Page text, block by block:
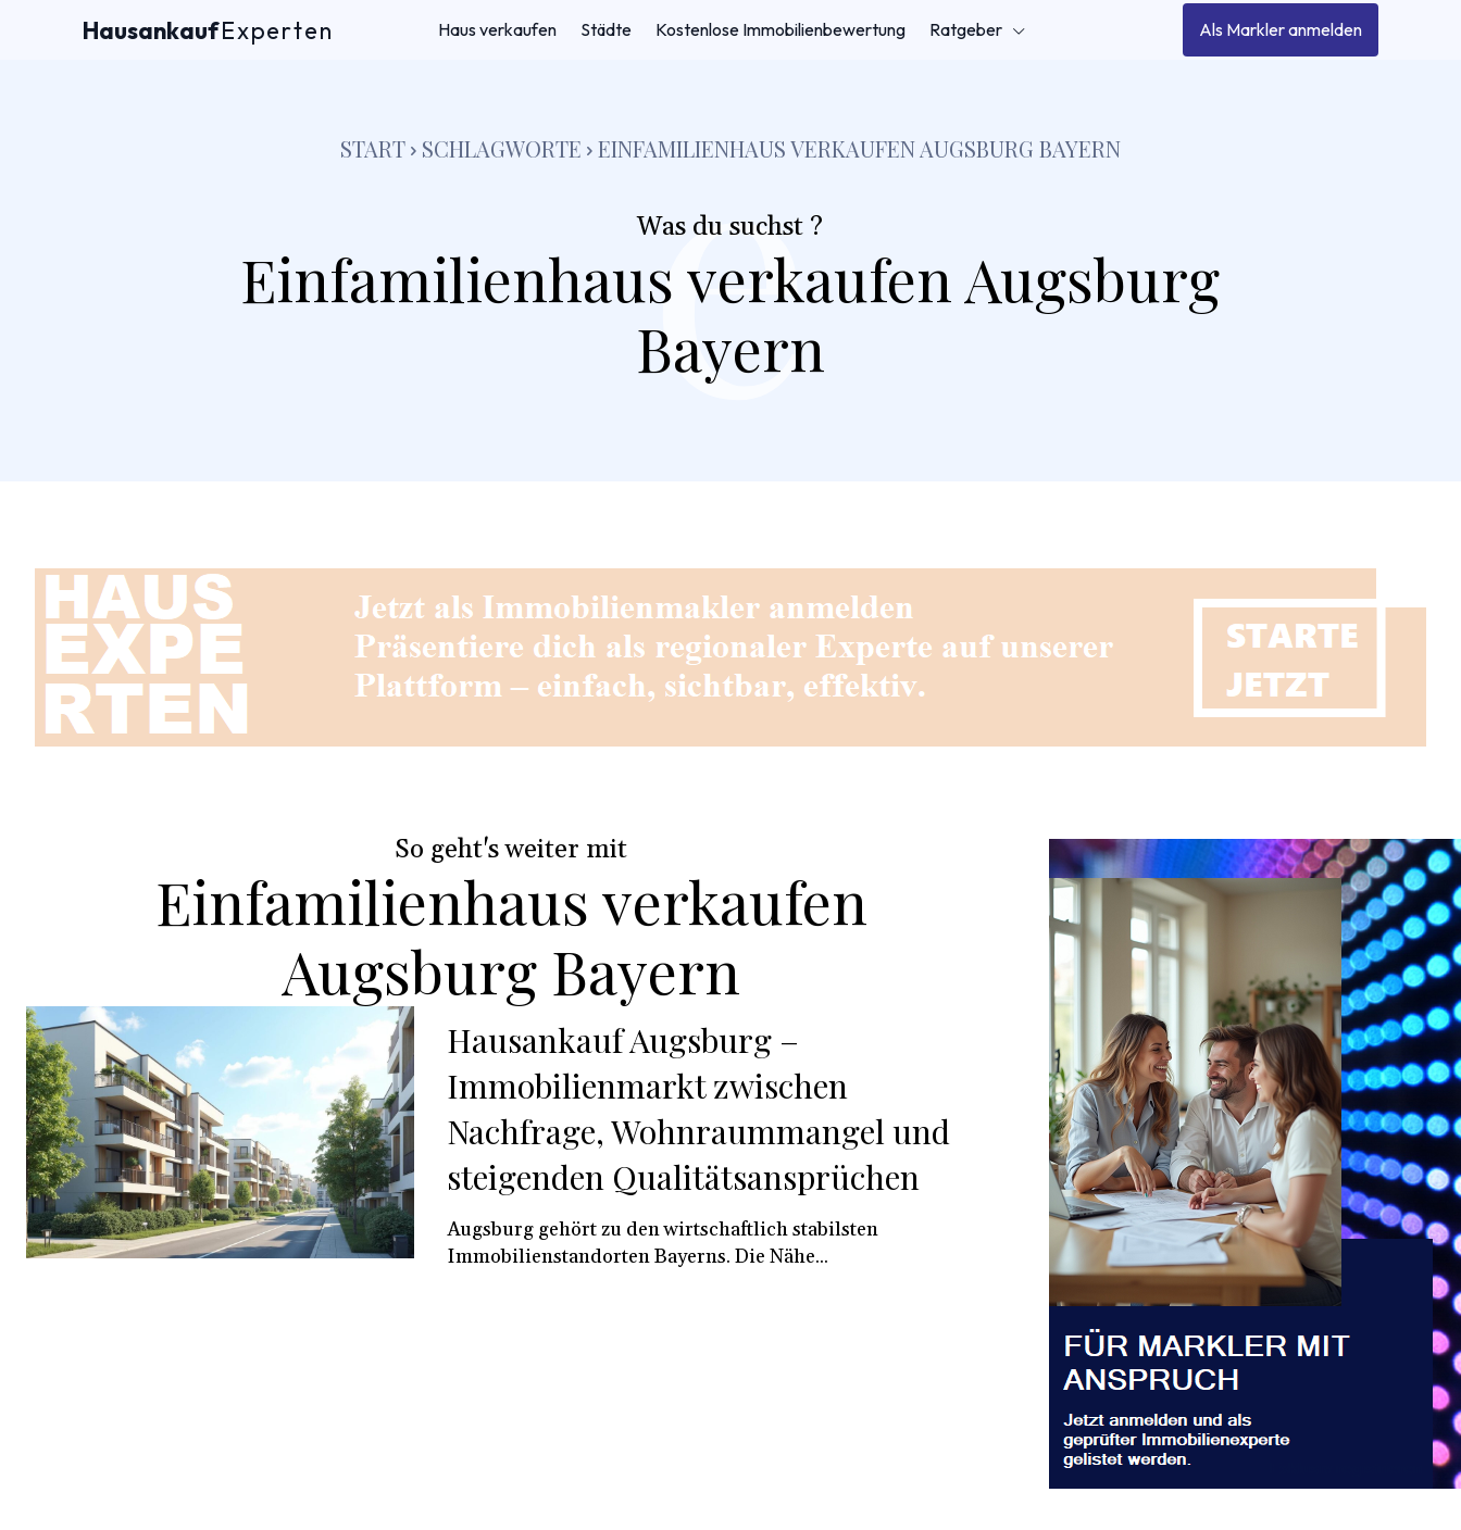
HausankaufExperten Haus verkaufen Städte Kostenlose Immobilienbewertung Ratgeber Als Markler anmelden
START SCHLAGWORTE EINFAMILIENHAUS VERKAUFEN AUGSBURG BAYERN
Was du suchst ?
Einfamilienhaus verkaufen Augsburg
Bayern
e
So geht's weiter mit
Einfamilienhaus verkaufen
Augsburg Bayern
e
Hausankauf Augsburg –
Immobilienmarkt zwischen
Nachfrage, Wohnraummangel und
steigenden Qualitätsansprüchen
Augsburg gehört zu den wirtschaftlich stabilsten
Immobilienstandorten Bayerns. Die Nähe...